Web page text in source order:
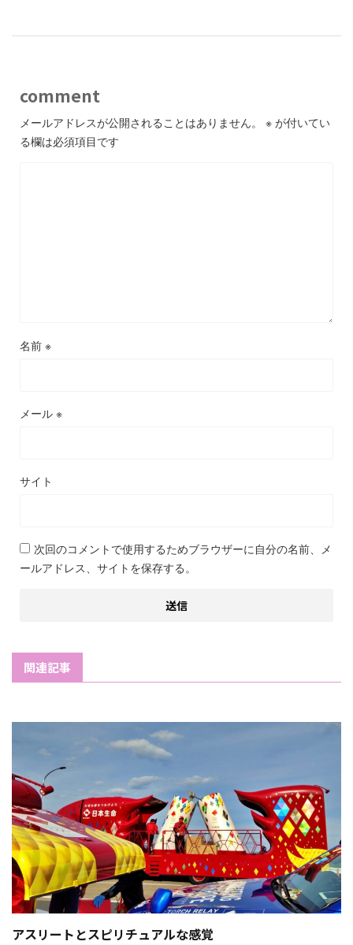
comment
メールアドレスが公開されることはありません。 ※ が付いてい
る欄は必須項目です
名前 ※
メール ※
サイト
次回のコメントで使用するためブラウザーに自分の名前、メ
ールアドレス、サイトを保存する。
関連記事
アスリートとスピリチュアルな感覚